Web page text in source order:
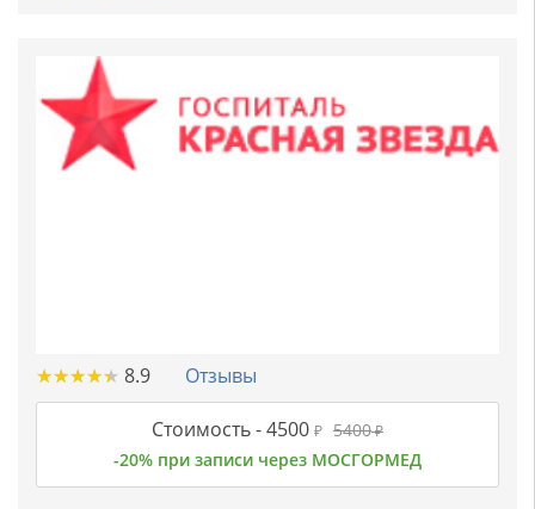
★★★★★
★★★★★ 8.9 Отзывы
Стоимость -4500 ₽ 5400₽
-20% при записи через МОСГОРМЕД